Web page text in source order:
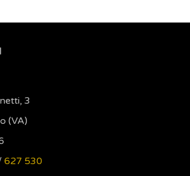
3
(VA)
627 530